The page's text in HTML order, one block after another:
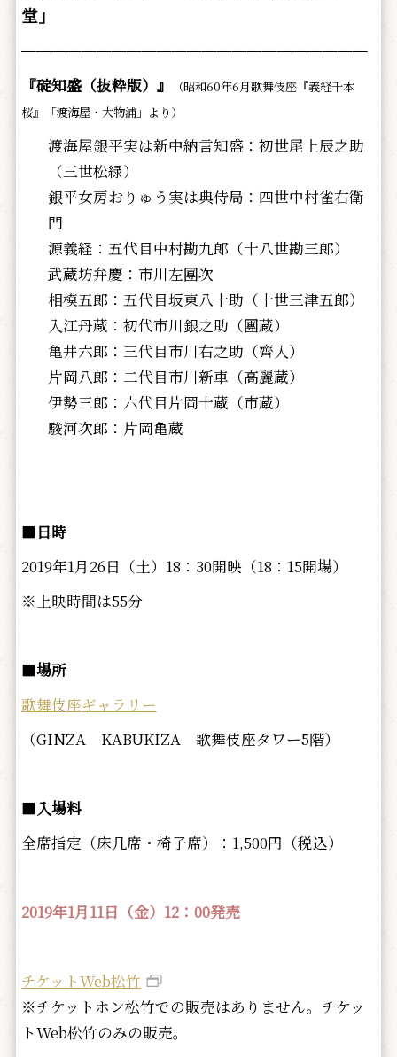
堂」
━━━━━━━━━━━━━━━━━━━━━━━
『碇知盛（抜粋版）』
（昭和60年6月歌舞伎座『義経千本
桜』「渡海屋・大物浦」より）
渡海屋銀平実は新中納言知盛：初世尾上辰之助
（三世松緑）
銀平女房おりゅう実は典侍局：四世中村雀右衛
門
源義経：五代目中村勘九郎（十八世勘三郎）
武蔵坊弁慶：市川左團次
相模五郎：五代目坂東八十助（十世三津五郎）
入江丹蔵：初代市川銀之助（團蔵）
亀井六郎：三代目市川右之助（齊入）
片岡八郎：二代目市川新車（高麗蔵）
伊勢三郎：六代目片岡十蔵（市蔵）
駿河次郎：片岡亀蔵
■ 日時
2019年1月26日（土）18：30開映（18：15開場）
※上映時間は55分
■場所
歌舞伎座ギャラリー
（GINZA KABUKIZA 歌舞伎座タワー5階）
■ 入場料
全席指定（床几席・椅子席）：1,500円（税込）
2019年1月11日（金）12：00発売
チケットWeb松竹
※チケットホン松竹での販売はありません。チケッ
トWeb松竹のみの販売。